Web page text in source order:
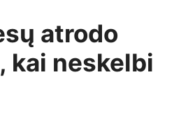
atrodo
kai neskelbi